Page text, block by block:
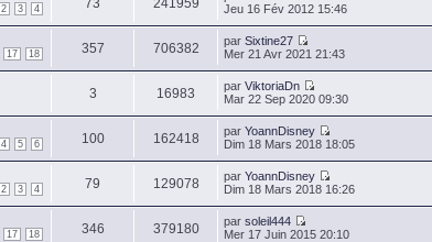
2 3 4 73 241959
Jeu 16 Fév 2012 15:46
17 18 357 706382 par Sixtine27
Mer 21 Avr 2021 21:43
3 16983 par ViktoriaDn
Mar 22 Sep 2020 09:30
4 5 6 100 162418 par YoannDisney
Dim 18 Mars 2018 18:05
2 3 4 79 129078 par YoannDisney
Dim 18 Mars 2018 16:26
17 18 346 379180 par soleil444
Mer 17 Juin 2015 20:10